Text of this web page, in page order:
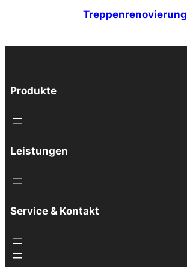
Treppenrenovierung
Produkte
Leistungen
Service & Kontakt